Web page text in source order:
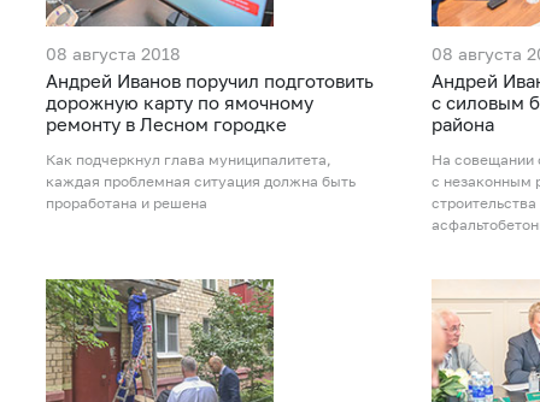
08 августа 2018
Андрей Иванов поручил подготовить
дорожную карту по ямочному
ремонту в Лесном городке
Как подчеркнул глава муниципалитета,
каждая проблемная ситуация должна быть
проработана и решена
08 августа
Андрей
с силовым
района
На совещании
с незаконным